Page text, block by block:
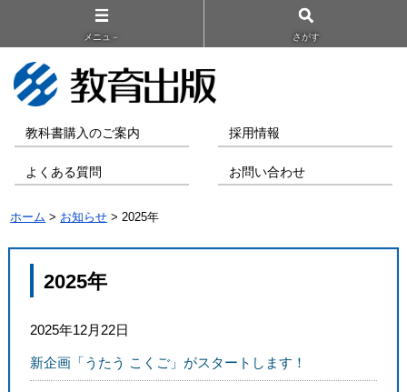
メニュ－ さがす
教科書購入のご案内 採用情報
よくある質問 お問い合わせ
ホーム > お知らせ > 2025年
2025年
2025年12月22日
新企画「うたう こくご」がスタートします！